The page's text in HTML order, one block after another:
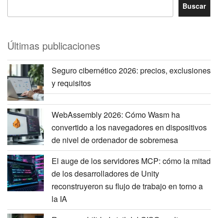
Buscar
Últimas publicaciones
Seguro cibernético 2026: precios, exclusiones
y requisitos
WebAssembly 2026: Cómo Wasm ha
convertido a los navegadores en dispositivos
de nivel de ordenador de sobremesa
El auge de los servidores MCP: cómo la mitad
de los desarrolladores de Unity
reconstruyeron su flujo de trabajo en torno a
la IA